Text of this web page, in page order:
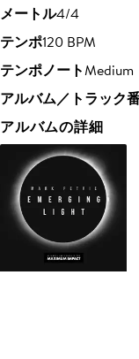
メートル4/4
テンポ120 BPM
テンポノートMedium
アルバム／トラック
アルバムの詳細